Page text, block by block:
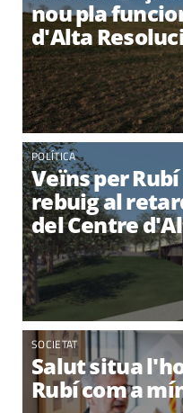
nou pla
d'Alta
POLÍTICA
Veïns per
rebuig al
del Centre
SOCIETAT
Salut situa
Rubí com a